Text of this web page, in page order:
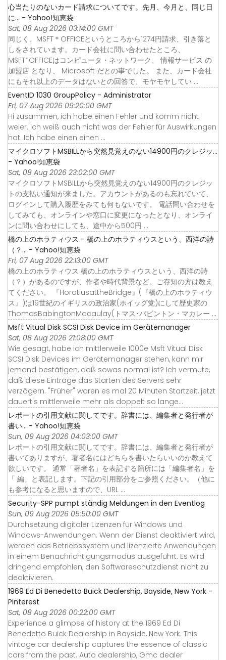
心当たりのないカード請求についてです。先月、今月と、同じ日
に... - Yahoo!知恵袋
Sat, 08 Aug 2026 03:14:00 GMT
同じく、MSFT＊OFFICEというところから1274円請求、引き落と
しをされています。カード会社に問い合わせたところ、
MSFT*OFFICEはコンピュータ・ネットワーク、 情報サービス の
加盟店 となり、 Microsoft だとの事でした。 また、カード会社
にもそれ以上のデータはないとの回答で、モヤモヤしてい ...
EventID 1030 GroupPolicy - Administrator
Fri, 07 Aug 2026 09:20:00 GMT
Hi zusammen, ich habe einen Fehler und komm nicht
weier. Ich weiß auch nicht was der Fehler für Auswirkungen
hat. Ich habe einen einen ...
マイクロソフトMSBILLから突然見覚えのない14900円のクレジッ...
- Yahoo!知恵袋
Sat, 08 Aug 2026 23:02:00 GMT
マイクロソフトMSBILLから突然見覚えのない14900円のクレジッ
トの支払い通知が来ました。アカウントがあるのも忘れていて、
ログインして購入履歴をみても何もないです。 電話問い合わせを
してみても、オンラインや窓口に変更になったとなり、オンライ
ンに問い合わせにしても、途中から500円 ...
橋の上のホラティウス - 橋の上のホラティウスという、西洋の詩
（？... - Yahoo!知恵袋
Fri, 07 Aug 2026 22:13:00 GMT
橋の上のホラティウス 橋の上のホラティウスという、西洋の詩
（？）があるのですが、作者や時代背景など、ご存知の方は教え
てください。 『HoratiusattheBridge』(『橋の上のホラティウ
ス』)は19世紀のイギリスの政治家(ホイッグ党)にして歴史家の
ThomasBabingtonMacaulay(トマス･バビントン・マカレー ...
Msft Vitual Disk SCSI Disk Device im Gerätemanager
Sat, 08 Aug 2026 21:08:00 GMT
Wie gesagt, habe ich mittlerweile 1000e Msft Vitual Disk
SCSI Disk Devices im Gerätemanager stehen, kann mir
jemand bestätigen, daß sowas normal ist? Ich vermute,
daß diese Einträge das Starten des Servers sehr
verzögern. "Früher" waren es mal 20 Minuten Startzeit, jetzt
dauert's mittlerweile mehr als doppelt so lange...
レポートの引用文献に関してです。辞書には、編集者と発行者が
書い... - Yahoo!知恵袋
Sun, 09 Aug 2026 04:03:00 GMT
レポートの引用文献に関してです。辞書には、編集者と発行者が
書いてありますが、著者名にはどちらを書いたらいいのか教えて
欲しいです。 通常「著者名」を表記する箇所には「編集者名」を
「 編」と表記します。下記の引用部分をご参照ください。（他に
も参考になると思いますので、URL ...
Security-SPP pumpt ständig Meldungen in den Eventlog
Sun, 09 Aug 2026 05:50:00 GMT
Durchsetzung digitaler Lizenzen für Windows und
Windows-Anwendungen. Wenn der Dienst deaktiviert wird,
werden das Betriebssystem und lizenzierte Anwendungen
in einem Benachrichtigungsmodus ausgeführt. Es wird
dringend empfohlen, den Softwareschutzdienst nicht zu
deaktivieren.
1969 Ed Di Benedetto Buick Dealership, Bayside, New York -
Pinterest
Sat, 08 Aug 2026 00:22:00 GMT
Experience a glimpse of history at the 1969 Ed Di
Benedetto Buick Dealership in Bayside, New York. This
vintage car dealership captures the essence of classic
cars from the past. Auto dealership, Gmc dealer